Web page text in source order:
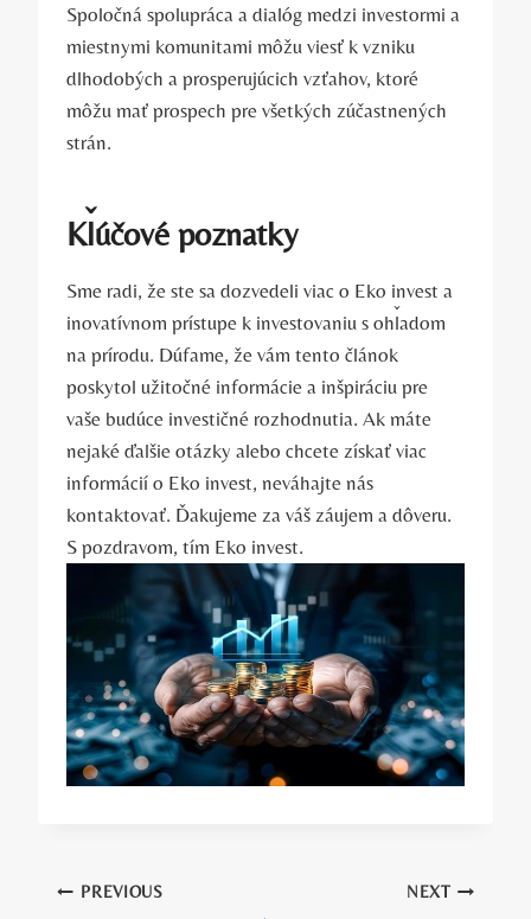
Spoločná spolupráca a dialóg ‌medzi investormi a
miestnymi komunitami môžu viesť k vzniku
dlhodobých a prosperujúcich vzťahov, ktoré
môžu mať prospech pre všetkých‌ zúčastnených‍
strán.
Kľúčové poznatky
Sme‌ radi, že ste⁤ sa dozvedeli viac o Eko invest a
inovatívnom prístupe​ k investovaniu s ohľadom⁢
na ⁣prírodu. Dúfame, ⁤že vám tento článok
poskytol užitočné informácie a inšpiráciu pre
vaše budúce⁣ investičné rozhodnutia. Ak máte‌
nejaké⁤ ďalšie ​otázky alebo chcete⁤ získať viac⁣
informácií o Eko invest, neváhajte nás
⁢kontaktovať. Ďakujeme za ⁤váš záujem​ a‍ dôveru.
S pozdravom, tím Eko invest.
Navigácia
PREVIOUS NEXT